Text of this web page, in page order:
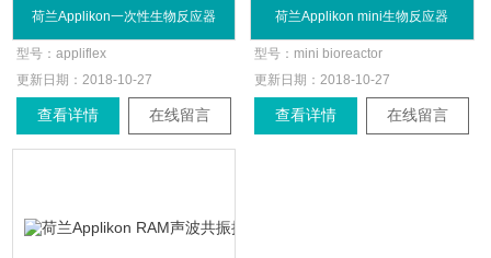
荷兰Applikon一次性生物反应器
型号：appliflex
更新日期：2018-10-27
查看详情 在线留言
荷兰Applikon mini生物反应器
型号： mini bioreactor
更新日期：2018-10-27
查看详情 在线留言